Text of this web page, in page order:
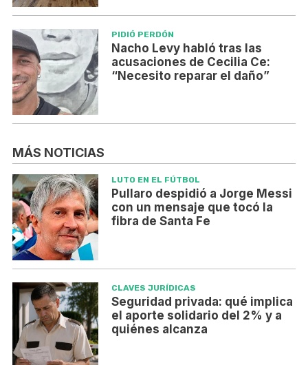
PIDIÓ PERDÓN
Nacho Levy habló tras las
acusaciones de Cecilia Ce:
“Necesito reparar el daño”
MÁS NOTICIAS
LUTO EN EL FÚTBOL
Pullaro despidió a Jorge Messi
con un mensaje que tocó la
fibra de Santa Fe
CLAVES JURÍDICAS
Seguridad privada: qué implica
el aporte solidario del 2% y a
quiénes alcanza